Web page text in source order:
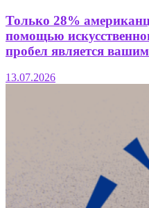
Только 28%
помощью
пробел является
13.07.2026